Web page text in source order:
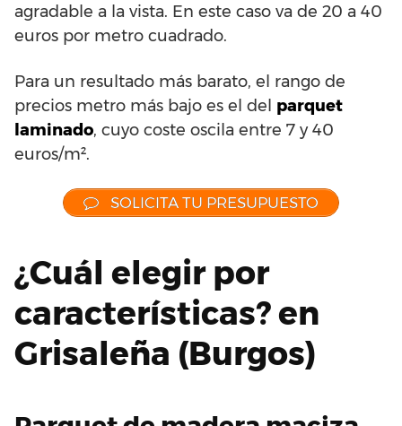
agradable a la vista. En este caso va de 20 a 40
euros por metro cuadrado.
Para un resultado más barato, el rango de
precios metro más bajo es el del parquet
laminado, cuyo coste oscila entre 7 y 40
euros/m².
SOLICITA TU PRESUPUESTO
¿Cuál elegir por
características? en
Grisaleña (Burgos)